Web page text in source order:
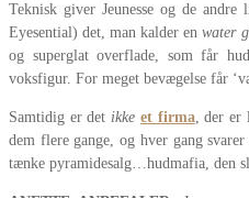
Teknisk giver Jeunesse og de andre
Eyesential) det, man kalder enwater
og superglat overflade, som får
voksfigur. For meget bevægelse får
Samtidig er det ikke et firma, der er
dem flere gange, og hver gang
tænke pyramidesalg…hudmafia, den